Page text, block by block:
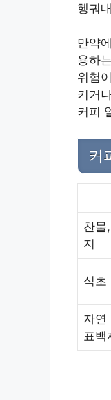
헹궈
만약
용하
위험
키거
커피
커
찬물
지
식초
자연
표백